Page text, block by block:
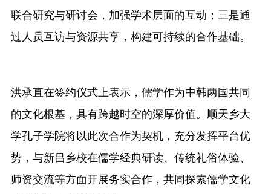
联合研究与研讨会，加强学术层面的互动；三是通
过人员互访与资源共享，构建可持续的合作基础。
洪承直在签约仪式上表示，儒学作为中韩两国共同
的文化根基，具有跨越时空的深厚价值。顺天乡大
学孔子学院将以此次合作为契机，充分发挥平台优
势，与新昌乡校在儒学经典研读、传统礼俗体验、
师资交流等方面开展务实合作，共同探索儒学文化